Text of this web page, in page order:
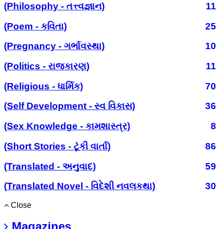
(Philosophy - તત્ત્વજ્ઞાન)
11
(Poem - કવિતા)
25
(Pregnancy - ગર્ભાવસ્થા)
10
(Politics - રાજકારણ)
11
(Religious - ધાર્મિક)
70
(Self Development - સ્વ વિકાસ)
36
(Sex Knowledge - કામશાસ્ત્ર)
8
(Short Stories - ટૂંકી વાર્તા)
86
(Translated - અનુવાદ)
59
(Translated Novel - વિદેશી નવલકથા)
30
Close
Magazines